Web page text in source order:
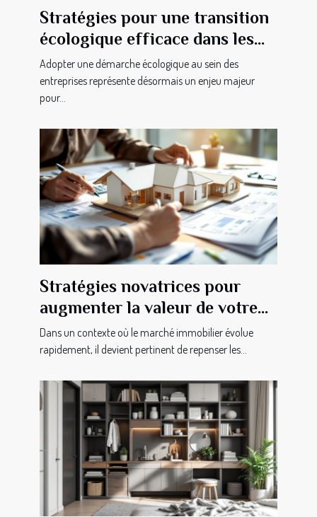
Stratégies pour une transition
écologique efficace dans les
entreprises
Adopter une démarche écologique au sein des
entreprises représente désormais un enjeu majeur
pour...
Stratégies novatrices pour
augmenter la valeur de votre
bien immobilier
Dans un contexte où le marché immobilier évolue
rapidement, il devient pertinent de repenser les...